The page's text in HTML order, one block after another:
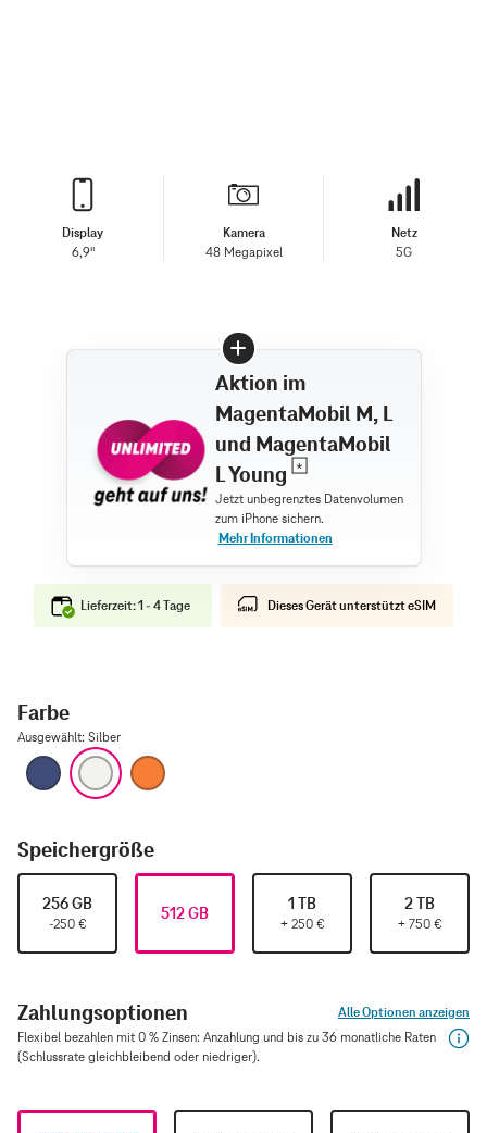
Display
6,9"
Kamera
48 Megapixel
Netz
5G
Aktion im
MagentaMobil M, L
und MagentaMobil
L Young
Lieferzeit: 1 - 4 Tage Dieses Gerät unterstützt eSIM
Farbe
Ausgewählt: Silber
Tiefblau Silber
Speichergröße
256 GB
-250 €
512 GB 1 TB
+ 250 €
2 TB
+ 750 €
Zahlungsoptionen
Alle Optionen anzeigen
Flexibel bezahlen mit 0 % Zinsen: Anzahlung und bis zu 36 monatliche Raten
(Schlussrate gleichbleibend oder niedriger).